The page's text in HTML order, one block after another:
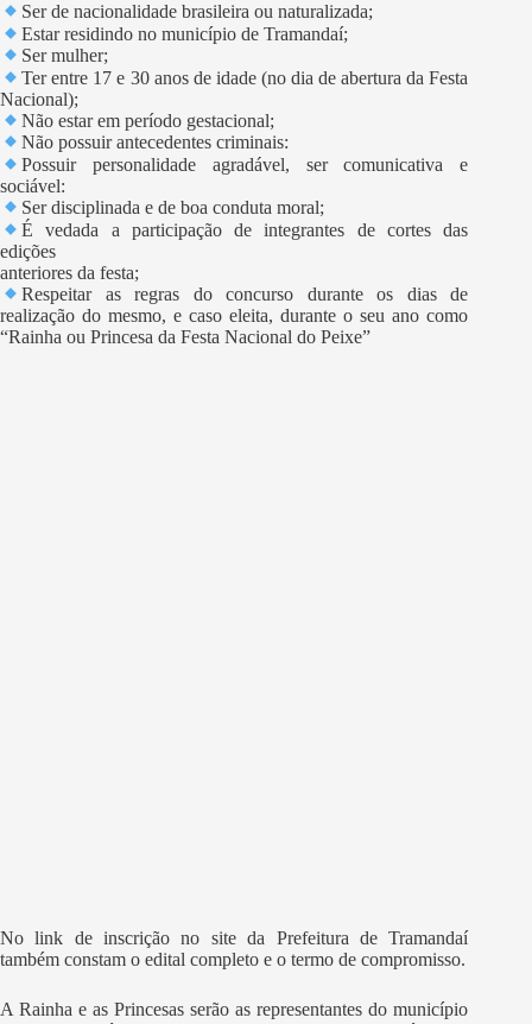
Ser de nacionalidade brasileira ou naturalizada;
Estar residindo no município de Tramandaí;
Ser mulher;
Ter entre 17 e 30 anos de idade (no dia de abertura da Festa
Nacional);
Não estar em período gestacional;
Não possuir antecedentes criminais:
Possuir personalidade agradável, ser comunicativa e
sociável:
Ser disciplinada e de boa conduta moral;
É vedada a participação de integrantes de cortes das
edições
anteriores da festa;
Respeitar as regras do concurso durante os dias de
realização do mesmo, e caso eleita, durante o seu ano como
“Rainha ou Princesa da Festa Nacional do Peixe”
No link de inscrição no site da Prefeitura de Tramandaí
também constam o edital completo e o termo de compromisso.
A Rainha e as Princesas serão as representantes do município